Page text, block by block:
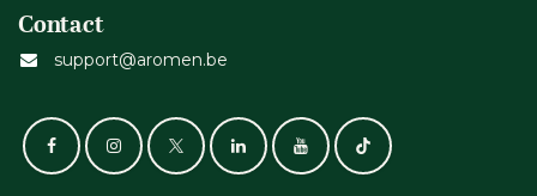
Contact
support@aromen.be